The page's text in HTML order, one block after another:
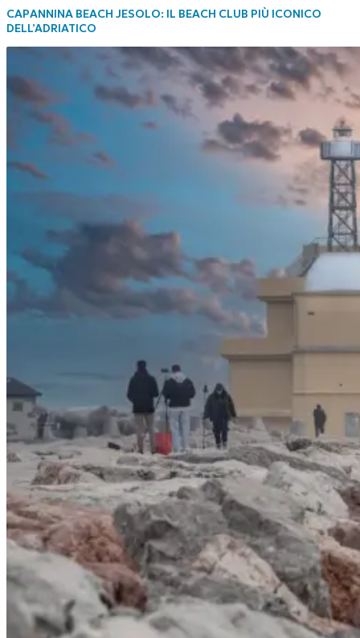
CAPANNINA BEACH JESOLO: IL BEACH CLUB PIÙ ICONICO
DELL’ADRIATICO